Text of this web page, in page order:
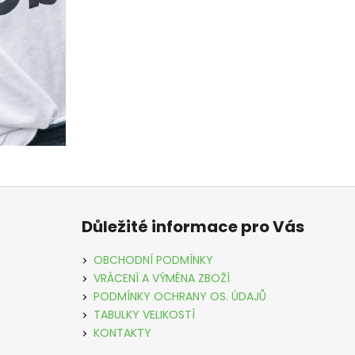
Důležité informace pro Vás
OBCHODNÍ PODMÍNKY
VRÁCENÍ A VÝMĚNA ZBOŽÍ
PODMÍNKY OCHRANY OS. ÚDAJŮ
TABULKY VELIKOSTÍ
KONTAKTY